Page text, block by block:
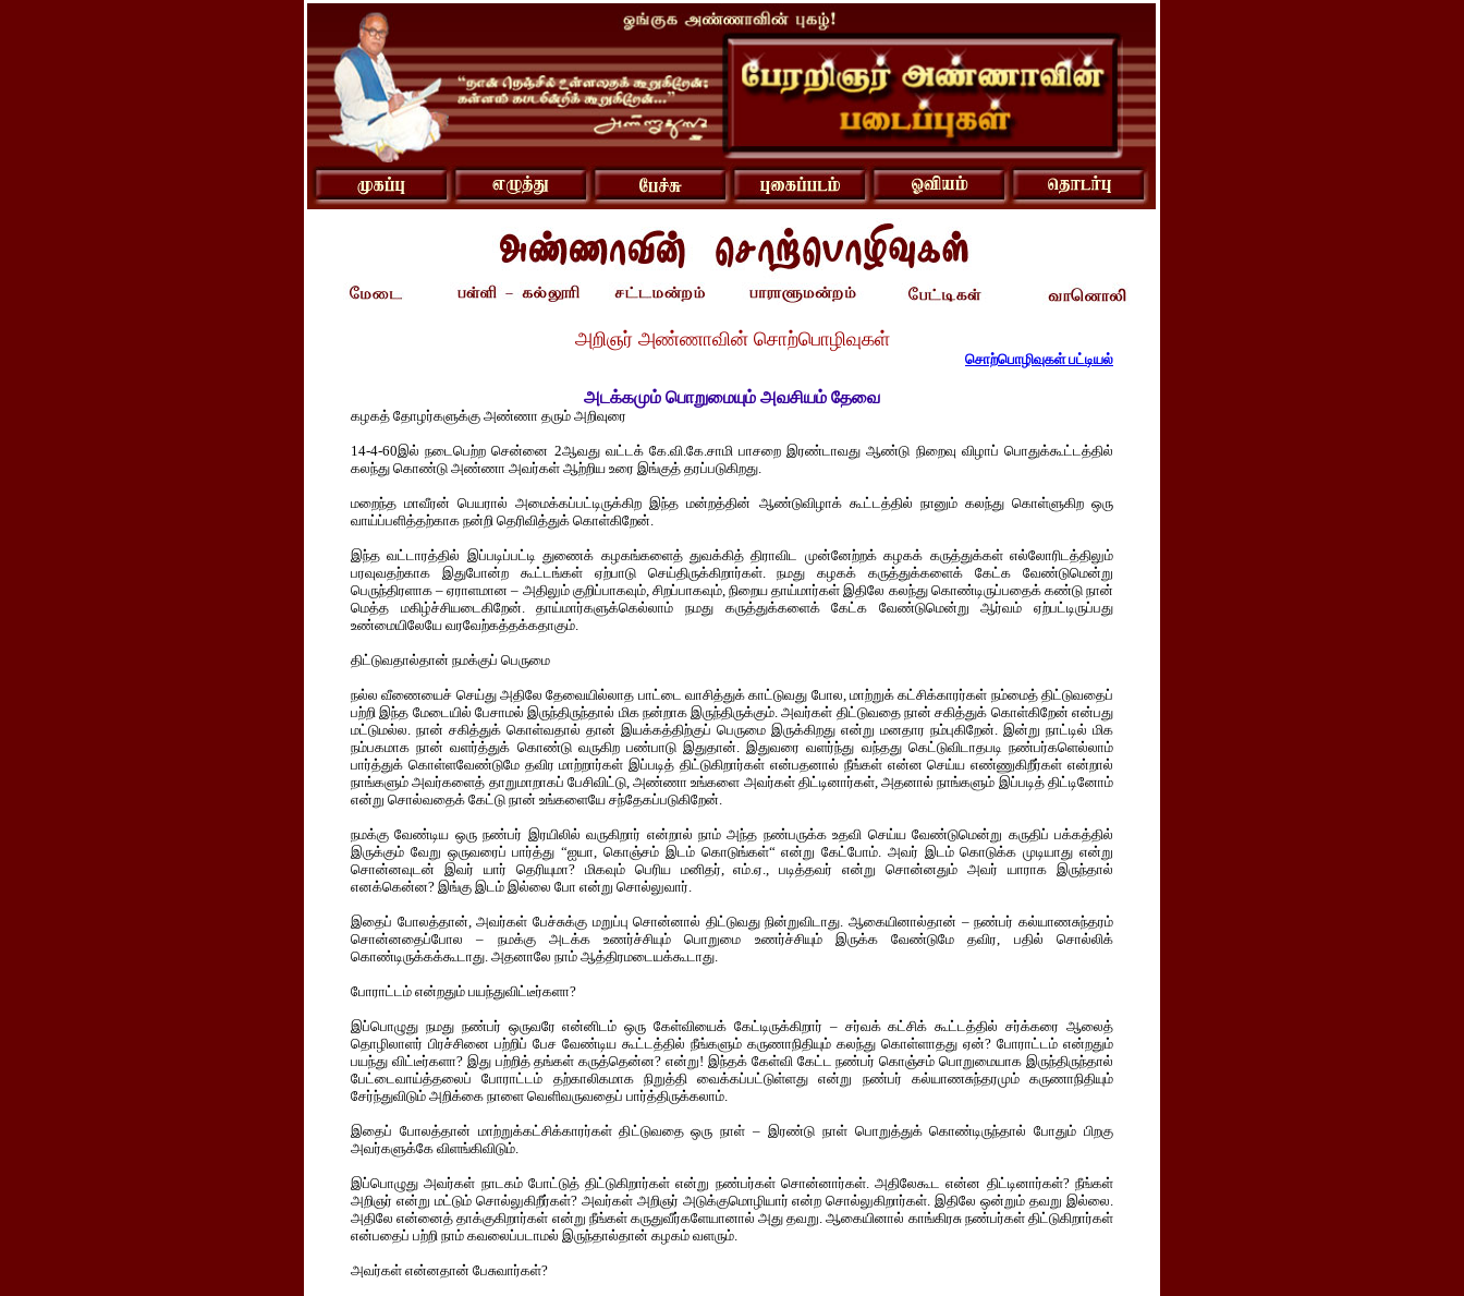
அறிஞர் அண்ணாவின் சொற்பொழிவுகள்
சொற்பொழிவுகள் பட்டியல்
அடக்கமும் பொறுமையும் அவசியம் தேவை
கழகத் தோழர்களுக்கு அண்ணா தரும் அறிவுரை
14-4-60இல் நடைபெற்ற சென்னை 2ஆவது வட்டக் கே.வி.கே.சாமி பாசறை இரண்டாவது ஆண்டு நிறைவு விழாப் பொதுக்கூட்டத்தில்
கலந்து கொண்டு அண்ணா அவர்கள் ஆற்றிய உரை இங்குத் தரப்படுகிறது.
மறைந்த மாவீரன் பெயரால் அமைக்கப்பட்டிருக்கிற இந்த மன்றத்தின் ஆண்டுவிழாக் கூட்டத்தில் நானும் கலந்து கொள்ளுகிற ஒரு
வாய்ப்பளித்தற்காக நன்றி தெரிவித்துக் கொள்கிறேன்.
இந்த வட்டாரத்தில் இப்படிப்பட்டி துணைக் கழகங்களைத் துவக்கித் திராவிட முன்னேற்றக் கழகக் கருத்துக்கள் எல்லோரிடத்திலும்
பரவுவதற்காக இதுபோன்ற கூட்டங்கள் ஏற்பாடு செய்திருக்கிறார்கள். நமது கழகக் கருத்துக்களைக் கேட்க வேண்டுமென்று
பெருந்திரளாக – ஏராளமான – அதிலும் குறிப்பாகவும், சிறப்பாகவும், நிறைய தாய்மார்கள் இதிலே கலந்து கொண்டிருப்பதைக் கண்டு நான்
மெத்த மகிழ்ச்சியடைகிறேன். தாய்மார்களுக்கெல்லாம் நமது கருத்துக்களைக் கேட்க வேண்டுமென்று ஆர்வம் ஏற்பட்டிருப்பது
உண்மையிலேயே வரவேற்கத்தக்கதாகும்.
திட்டுவதால்தான் நமக்குப் பெருமை
நல்ல வீணையைச் செய்து அதிலே தேவையில்லாத பாட்டை வாசித்துக் காட்டுவது போல, மாற்றுக் கட்சிக்காரர்கள் நம்மைத் திட்டுவதைப்
பற்றி இந்த மேடையில் பேசாமல் இருந்திருந்தால் மிக நன்றாக இருந்திருக்கும். அவர்கள் திட்டுவதை நான் சகித்துக் கொள்கிறேன் என்பது
மட்டுமல்ல. நான் சகித்துக் கொள்வதால் தான் இயக்கத்திற்குப் பெருமை இருக்கிறது என்று மனதார நம்புகிறேன். இன்று நாட்டில் மிக
நம்பகமாக நான் வளர்த்துக் கொண்டு வருகிற பண்பாடு இதுதான். இதுவரை வளர்ந்து வந்தது கெட்டுவிடாதபடி நண்பர்களெல்லாம்
பார்த்துக் கொள்ளவேண்டுமே தவிர மாற்றார்கள் இப்படித் திட்டுகிறார்கள் என்பதனால் நீங்கள் என்ன செய்ய எண்ணுகிறீர்கள் என்றால்
நாங்களும் அவர்களைத் தாறுமாறாகப் பேசிவிட்டு, அண்ணா உங்களை அவர்கள் திட்டினார்கள், அதனால் நாங்களும் இப்படித் திட்டினோம்
என்று சொல்வதைக் கேட்டு நான் உங்களையே சந்தேகப்படுகிறேன்.
நமக்கு வேண்டிய ஒரு நண்பர் இரயிலில் வருகிறார் என்றால் நாம் அந்த நண்பருக்க உதவி செய்ய வேண்டுமென்று கருதிப் பக்கத்தில்
இருக்கும் வேறு ஒருவரைப் பார்த்து “ஐயா, கொஞ்சம் இடம் கொடுங்கள்“ என்று கேட்போம். அவர் இடம் கொடுக்க முடியாது என்று
சொன்னவுடன் இவர் யார் தெரியுமா? மிகவும் பெரிய மனிதர், எம்.ஏ., படித்தவர் என்று சொன்னதும் அவர் யாராக இருந்தால்
எனக்கென்ன? இங்கு இடம் இல்லை போ என்று சொல்லுவார்.
இதைப் போலத்தான், அவர்கள் பேச்சுக்கு மறுப்பு சொன்னால் திட்டுவது நின்றுவிடாது. ஆகையினால்தான் – நண்பர் கல்யாணசுந்தரம்
சொன்னதைப்போல – நமக்கு அடக்க உணர்ச்சியும் பொறுமை உணர்ச்சியும் இருக்க வேண்டுமே தவிர, பதில் சொல்லிக்
கொண்டிருக்கக்கூடாது. அதனாலே நாம் ஆத்திரமடையக்கூடாது.
போராட்டம் என்றதும் பயந்துவிட்டீர்களா?
இப்பொழுது நமது நண்பர் ஒருவரே என்னிடம் ஒரு கேள்வியைக் கேட்டிருக்கிறார் – சர்வக் கட்சிக் கூட்டத்தில் சர்க்கரை ஆலைத்
தொழிலாளர் பிரச்சினை பற்றிப் பேச வேண்டிய கூட்டத்தில் நீங்களும் கருணாநிதியும் கலந்து கொள்ளாதது ஏன்? போராட்டம் என்றதும்
பயந்து விட்டீர்களா? இது பற்றித் தங்கள் கருத்தென்ன? என்று! இந்தக் கேள்வி கேட்ட நண்பர் கொஞ்சம் பொறுமையாக இருந்திருந்தால்
பேட்டைவாய்த்தலைப் போராட்டம் தற்காலிகமாக நிறுத்தி வைக்கப்பட்டுள்ளது என்று நண்பர் கல்யாணசுந்தரமும் கருணாநிதியும்
சேர்ந்துவிடும் அறிக்கை நாளை வெளிவருவதைப் பார்த்திருக்கலாம்.
இதைப் போலத்தான் மாற்றுக்கட்சிக்காரர்கள் திட்டுவதை ஒரு நாள் – இரண்டு நாள் பொறுத்துக் கொண்டிருந்தால் போதும் பிறகு
அவர்களுக்கே விளங்கிவிடும்.
இப்பொழுது அவர்கள் நாடகம் போட்டுத் திட்டுகிறார்கள் என்று நண்பர்கள் சொன்னார்கள். அதிலேகூட என்ன திட்டினார்கள்? நீங்கள்
அறிஞர் என்று மட்டும் சொல்லுகிறீர்கள்? அவர்கள் அறிஞர் அடுக்குமொழியார் என்ற சொல்லுகிறார்கள். இதிலே ஒன்றும் தவறு இல்லை.
அதிலே என்னைத் தாக்குகிறார்கள் என்று நீங்கள் கருதுவீர்களேயானால் அது தவறு. ஆகையினால் காங்கிரசு நண்பர்கள் திட்டுகிறார்கள்
என்பதைப் பற்றி நாம் கவலைப்படாமல் இருந்தால்தான் கழகம் வளரும்.
அவர்கள் என்னதான் பேசுவார்கள்?